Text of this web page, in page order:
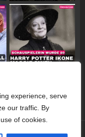
experience, serve
our traffic. By
of cookies.